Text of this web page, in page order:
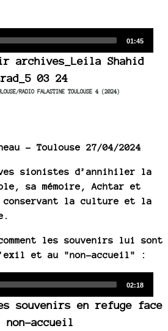
Total
01:45
archives_Leila Shahid
03 24
RADIO FALASTINE TOULOUSE 4 (2024)
- Toulouse 27/04/2024
sionistes d’annihiler la
sa mémoire, Achtar et
conservant la culture et la
les souvenirs lui sont
et au "non-accueil" :
Total
02:18
les souvenirs en refuge face
non-accueil